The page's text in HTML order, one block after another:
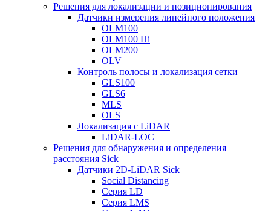
Решения для локализации и позиционирования
Датчики измерения линейного положения
OLM100
OLM100 Hi
OLM200
OLV
Контроль полосы и локализация сетки
GLS100
GLS6
MLS
OLS
Локализация с LiDAR
LiDAR-LOC
Решения для обнаружения и определения
расстояния Sick
Датчики 2D-LiDAR Sick
Social Distancing
Серия LD
Серия LMS